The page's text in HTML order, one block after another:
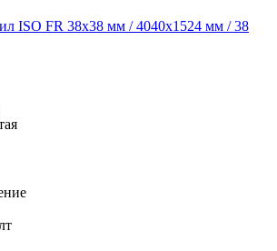
ISO FR 38х38 мм / 4040х1524 мм / 38